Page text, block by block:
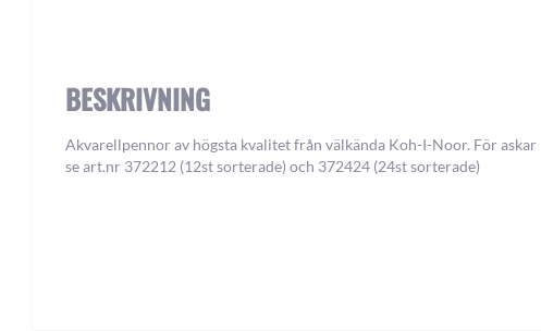
BESKRIVNING
Akvarellpennor av högsta kvalitet från välkända Koh-I-Noor. För askar
se art.nr 372212 (12st sorterade) och 372424 (24st sorterade)